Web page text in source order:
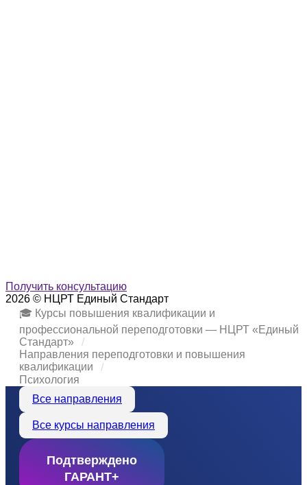
Получить консультацию
2026 © НЦРТ Единый Стандарт
🎓 Курсы повышения квалификации и
профессиональной переподготовки — НЦРТ «Единый
Стандарт»
Направления переподготовки и повышения
квалификации
Психология
Все направления
Все курсы направления
Подтверждено
ГАРАНТ+